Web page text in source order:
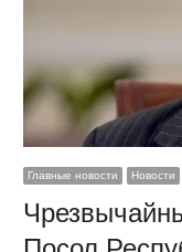
Главные новости Новости